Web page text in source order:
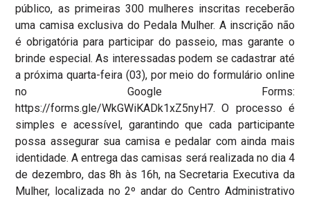
público, as primeiras 300 mulheres inscritas receberão
uma camisa exclusiva do Pedala Mulher. A inscrição não
é obrigatória para participar do passeio, mas garante o
brinde especial. As interessadas podem se cadastrar até
a próxima quarta-feira (03), por meio do formulário online
no Google Forms:
https://forms.gle/WkGWiKADk1xZ5nyH7. O processo é
simples e acessível, garantindo que cada participante
possa assegurar sua camisa e pedalar com ainda mais
identidade. A entrega das camisas será realizada no dia 4
de dezembro, das 8h às 16h, na Secretaria Executiva da
Mulher, localizada no 2º andar do Centro Administrativo